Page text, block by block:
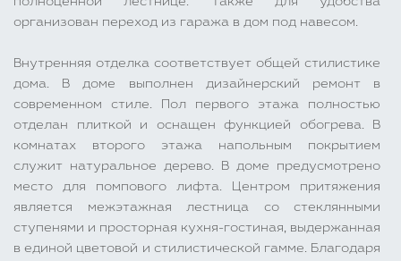
полноценной лестнице. Также для удобства
организован переход из гаража в дом под навесом.
Внутренняя отделка соответствует общей стилистике
дома. В доме выполнен дизайнерский ремонт в
современном стиле. Пол первого этажа полностью
отделан плиткой и оснащен функцией обогрева. В
комнатах второго этажа напольным покрытием
служит натуральное дерево. В доме предусмотрено
место для помпового лифта. Центром притяжения
является межэтажная лестница со стеклянными
ступенями и просторная кухня-гостиная, выдержанная
в единой цветовой и стилистической гамме. Благодаря